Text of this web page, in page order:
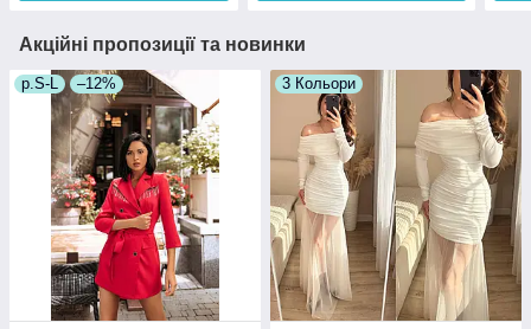
Акційні пропозиції та новинки
р.S-L –12% 3 Кольори